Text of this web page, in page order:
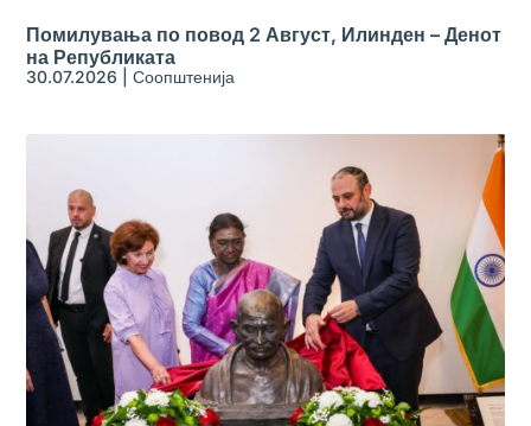
Помилувања по повод 2 Август, Илинден – Денот
на Републиката
30.07.2026 |Соопштенија